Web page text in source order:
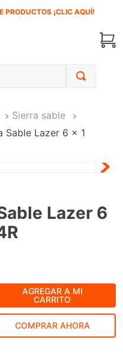
PRODUCTOS ¡CLIC AQUÍ!
Sierra sable
Sable Lazer 6 x 1
Lazer 6
AGREGAR A MI
CARRITO
COMPRAR AHORA